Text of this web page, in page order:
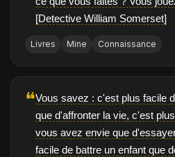
[Detective William Somerset]
Livres Mine Connaissance
❝Vous savez : c'est plus facile
que d'affronter la vie, c'est
vous avez envie que
facile de battre un enfant que